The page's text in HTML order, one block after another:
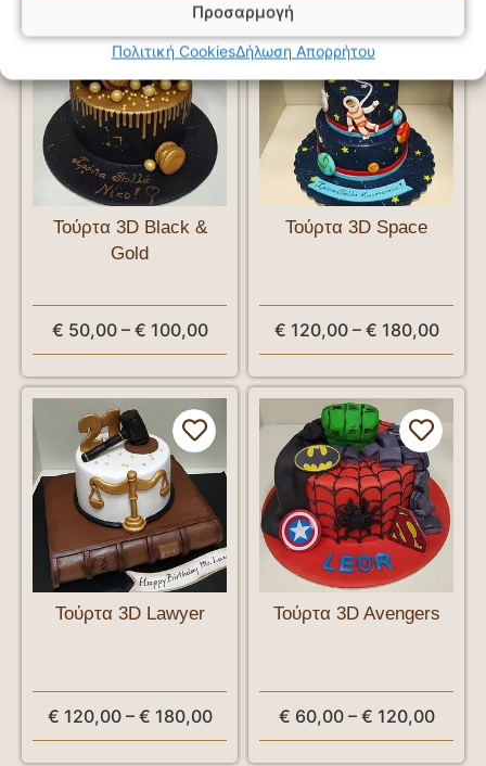
Προσαρμογή
Πολιτική CookiesΔήλωση Απορρήτου
Τούρτα 3D Black &
Gold
€ 50,00 – € 100,00
Τούρτα 3D Space
€ 120,00 – € 180,00
Τούρτα 3D Lawyer
€ 120,00 – € 180,00
Τούρτα 3D Avengers
€ 60,00 – € 120,00